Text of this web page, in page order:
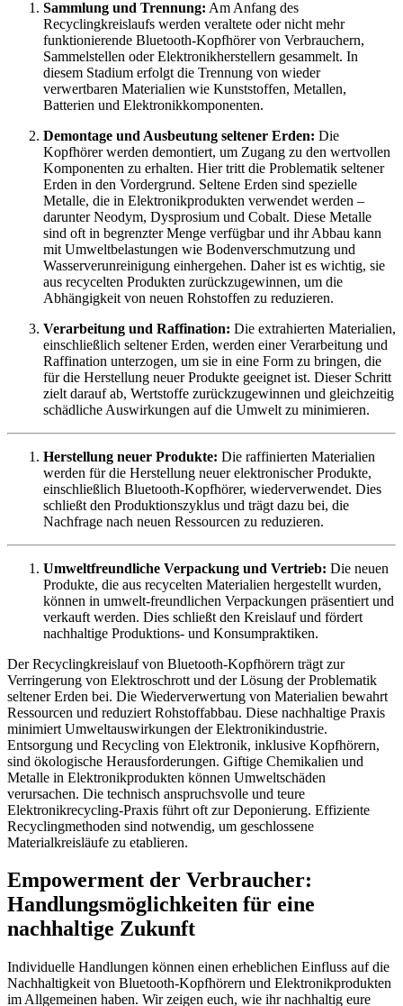
Sammlung und Trennung: Am Anfang des
Recyclingkreislaufs werden veraltete oder nicht mehr
funktionierende Bluetooth-Kopfhörer von Verbrauchern,
Sammelstellen oder Elektronikherstellern gesammelt. In
diesem Stadium erfolgt die Trennung von wieder
verwertbaren Materialien wie Kunststoffen, Metallen,
Batterien und Elektronikkomponenten.
Demontage und Ausbeutung seltener Erden: Die
Kopfhörer werden demontiert, um Zugang zu den wertvollen
Komponenten zu erhalten. Hier tritt die Problematik seltener
Erden in den Vordergrund. Seltene Erden sind spezielle
Metalle, die in Elektronikprodukten verwendet werden –
darunter Neodym, Dysprosium und Cobalt. Diese Metalle
sind oft in begrenzter Menge verfügbar und ihr Abbau kann
mit Umweltbelastungen wie Bodenverschmutzung und
Wasserverunreinigung einhergehen. Daher ist es wichtig, sie
aus recycelten Produkten zurückzugewinnen, um die
Abhängigkeit von neuen Rohstoffen zu reduzieren.
Verarbeitung und Raffination: Die extrahierten Materialien,
einschließlich seltener Erden, werden einer Verarbeitung und
Raffination unterzogen, um sie in eine Form zu bringen, die
für die Herstellung neuer Produkte geeignet ist. Dieser Schritt
zielt darauf ab, Wertstoffe zurückzugewinnen und gleichzeitig
schädliche Auswirkungen auf die Umwelt zu minimieren.
Herstellung neuer Produkte: Die raffinierten Materialien
werden für die Herstellung neuer elektronischer Produkte,
einschließlich Bluetooth-Kopfhörer, wiederverwendet. Dies
schließt den Produktionszyklus und trägt dazu bei, die
Nachfrage nach neuen Ressourcen zu reduzieren.
Umweltfreundliche Verpackung und Vertrieb: Die neuen
Produkte, die aus recycelten Materialien hergestellt wurden,
können in umwelt-freundlichen Verpackungen präsentiert und
verkauft werden. Dies schließt den Kreislauf und fördert
nachhaltige Produktions- und Konsumpraktiken.
Der Recyclingkreislauf von Bluetooth-Kopfhörern trägt zur
Verringerung von Elektroschrott und der Lösung der Problematik
seltener Erden bei. Die Wiederverwertung von Materialien bewahrt
Ressourcen und reduziert Rohstoffabbau. Diese nachhaltige Praxis
minimiert Umweltauswirkungen der Elektronikindustrie.
Entsorgung und Recycling von Elektronik, inklusive Kopfhörern,
sind ökologische Herausforderungen. Giftige Chemikalien und
Metalle in Elektronikprodukten können Umweltschäden
verursachen. Die technisch anspruchsvolle und teure
Elektronikrecycling-Praxis führt oft zur Deponierung. Effiziente
Recyclingmethoden sind notwendig, um geschlossene
Materialkreisläufe zu etablieren.
Empowerment der Verbraucher:
Handlungsmöglichkeiten für eine
nachhaltige Zukunft
Individuelle Handlungen können einen erheblichen Einfluss auf die
Nachhaltigkeit von Bluetooth-Kopfhörern und Elektronikprodukten
im Allgemeinen haben. Wir zeigen euch, wie ihr nachhaltig eure